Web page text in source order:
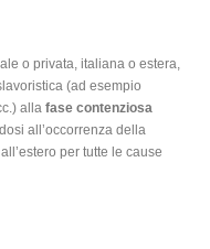
o privata, italiana o estera,
(ad esempio
alla fase contenziosa
all’occorrenza della
per tutte le cause